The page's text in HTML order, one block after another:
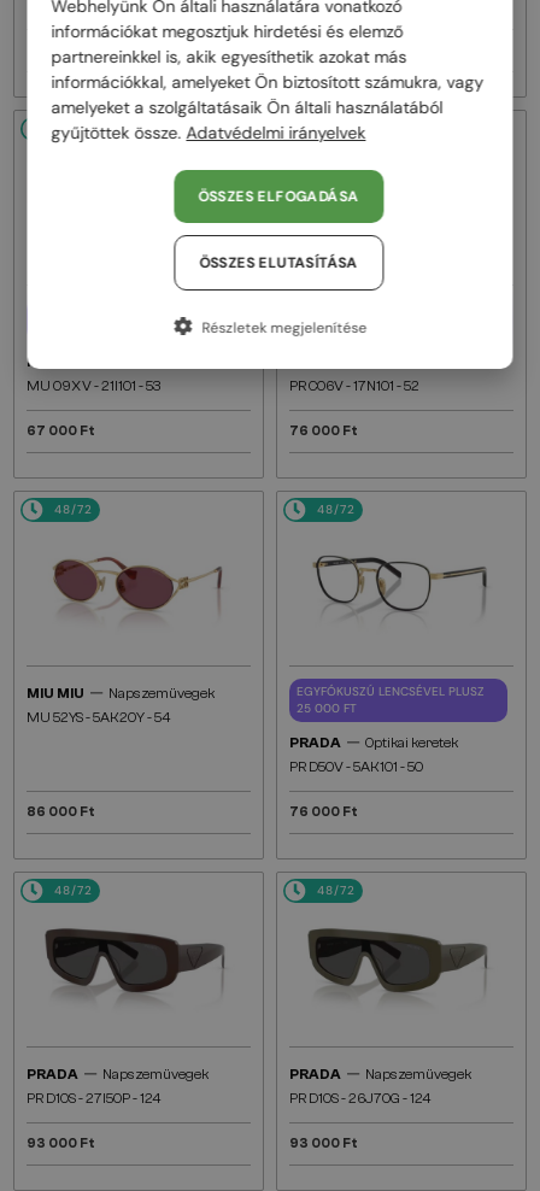
MU 03WV - 25M1O1 - 53
67 000 Ft
MU 02ZV - 14L1O1 - 53
81 000 Ft
48/72
MIU MIU
MU 09XV - 21I1O1 - 53
67 000 Ft
48/72
25 000 FT
PR C06V - 17N1O1 - 52
76 000 Ft
48/72
MIU MIU — Napszemüvegek
MU 52YS - 5AK20Y - 54
86 000 Ft
48/72
EGYFÓKUSZÚ LENCSÉVEL PLUSZ
25 000 FT
PRADA — Optikai keretek
PR D50V - 5AK1O1 - 50
76 000 Ft
48/72
PRADA — Napszemüvegek
PR D10S - 27I50P - 124
93 000 Ft
48/72
PRADA — Napszemüvegek
PR D10S - 26J70G - 124
93 000 Ft
Webhelyünk Ön általi használatára vonatkozó
információkat megosztjuk hirdetési és elemző
partnereinkkel is, akik egyesíthetik azokat más
információkkal, amelyeket Ön biztosított számukra, vagy
amelyeket a szolgáltatásaik Ön általi használatából
gyűjtöttek össze.Adatvédelmi irányelvek
ÖSSZES ELFOGADÁSA
ÖSSZES ELUTASÍTÁSA
Részletek megjelenítése